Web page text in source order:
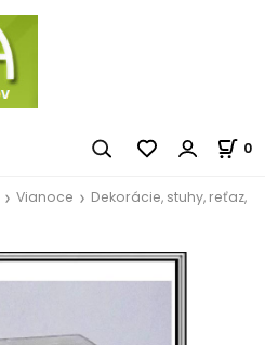
0
Vianoce
Dekorácie, stuhy, reťaz,